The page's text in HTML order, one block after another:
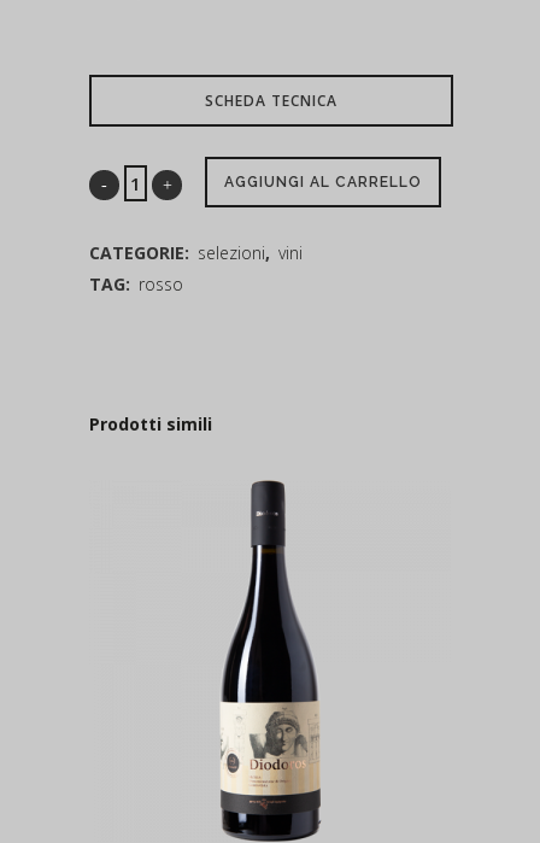
SCHEDA TECNICA
AGGIUNGI AL CARRELLO
CATEGORIE: selezioni, vini
TAG: rosso
Prodotti simili